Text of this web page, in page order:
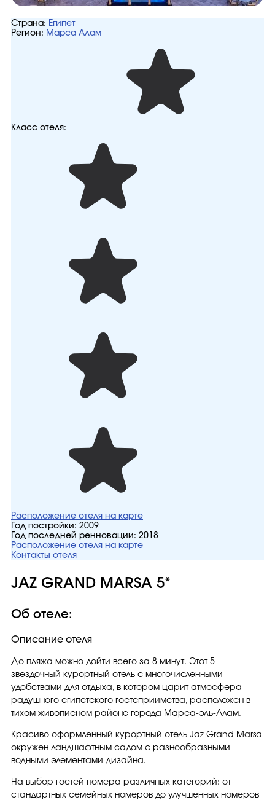
Страна: Египет
Регион: Марса Алам
Класс отеля:
Расположение отеля на карте
Год постройки: 2009
Год последней ренновации: 2018
Расположение отеля на карте
Контакты отеля
JAZ GRAND MARSA 5*
Об отеле:
Описание отеля
До пляжа можно дойти всего за 8 минут. Этот 5-
звездочный курортный отель с многочисленными
удобствами для отдыха, в котором царит атмосфера
радушного египетского гостеприимства, расположен в
тихом живописном районе города Марса-эль-Алам.
Красиво оформленный курортный отель Jaz Grand Marsa
окружен ландшафтным садом с разнообразными
водными элементами дизайна.
На выбор гостей номера различных категорий: от
стандартных семейных номеров до улучшенных номеров